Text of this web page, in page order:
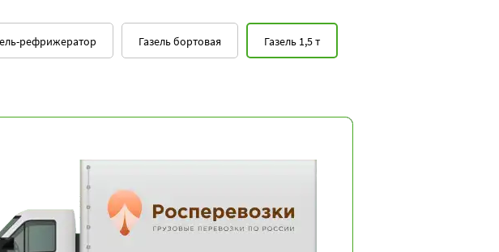
Газель 1,5 т
Газель бортовая
рефрижератор